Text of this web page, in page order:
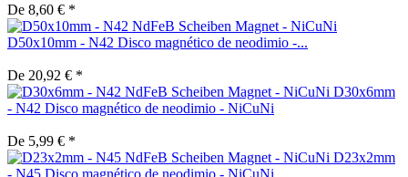
De 8,60 € *
D50x10mm - N42 Disco magnético de neodimio -...
De 20,92 € *
D30x6mm
- N42 Disco magnético de neodimio - NiCuNi
De 5,99 € *
D23x2mm
- N45 Disco magnético de neodimio - NiCuNi